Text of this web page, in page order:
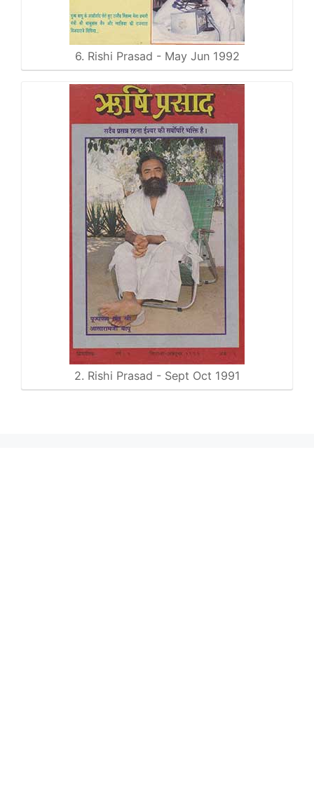
6. Rishi Prasad - May Jun 1992
2. Rishi Prasad - Sept Oct 1991